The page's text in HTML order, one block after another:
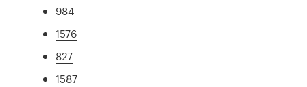
984
1576
827
1587